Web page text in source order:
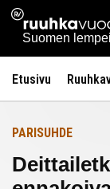
Siirry
sisältöön
Suomen
Etusivu
Etusivulle
PARISUHDE